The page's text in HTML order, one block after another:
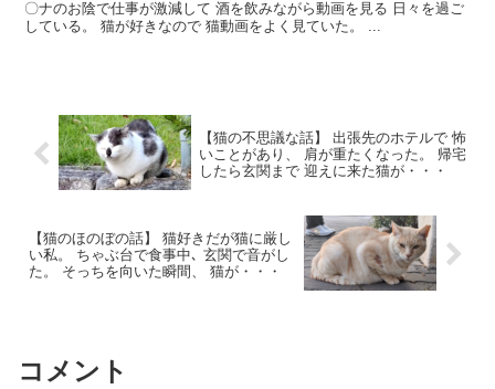
〇ナのお陰で仕事が激減して 酒を飲みながら動画を見る 日々を過ご
している。 猫が好きなので 猫動画をよく見ていた。 ...
【猫の不思議な話】 出張先のホテルで 怖
いことがあり、 肩が重たくなった。 帰宅
したら玄関まで 迎えに来た猫が・・・
【猫のほのぼの話】 猫好きだが猫に厳し
い私。 ちゃぶ台で食事中､ 玄関で音がし
た。 そっちを向いた瞬間、 猫が・・・
コメント